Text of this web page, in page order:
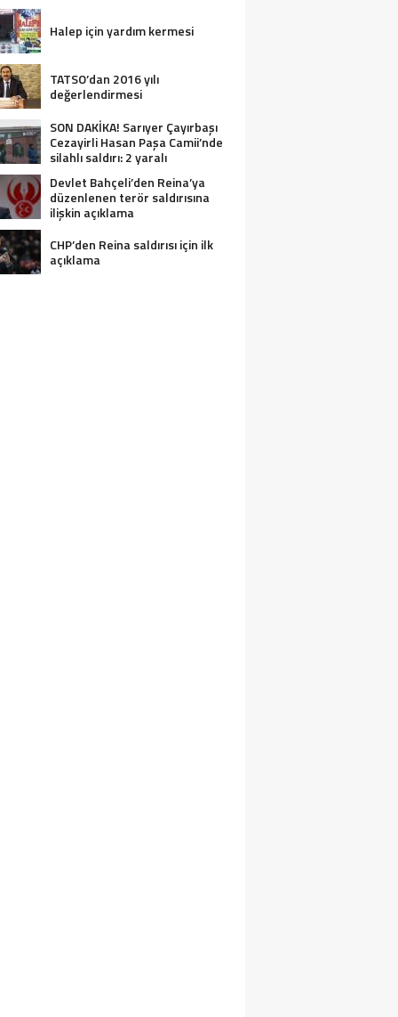
Halep için yardım kermesi
TATSO’dan 2016 yılı
değerlendirmesi
SON DAKİKA! Sarıyer Çayırbaşı
Cezayirli Hasan Paşa Camii’nde
silahlı saldırı: 2 yaralı
Devlet Bahçeli’den Reina’ya
düzenlenen terör saldırısına
ilişkin açıklama
CHP’den Reina saldırısı için ilk
açıklama